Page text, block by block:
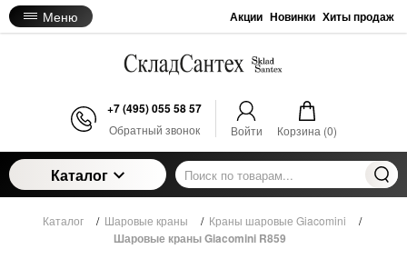
Меню Акции Новинки Хиты продаж
+7 (495) 055 58 57
Обратный звонок Войти Корзина (0)
Каталог
Каталог / Шаровые краны / Краны шаровые Giacomini /
Шаровые краны Giacomini R859